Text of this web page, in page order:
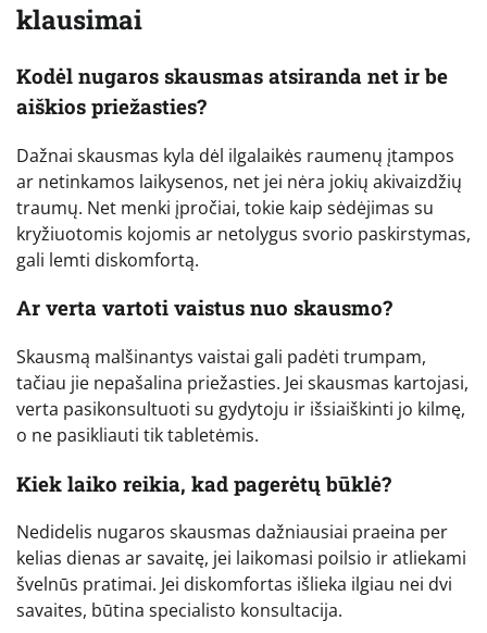
klausimai
Kodėl nugaros skausmas atsiranda net ir be
aiškios priežasties?
Dažnai skausmas kyla dėl ilgalaikės raumenų įtampos
ar netinkamos laikysenos, net jei nėra jokių akivaizdžių
traumų. Net menki įpročiai, tokie kaip sėdėjimas su
kryžiuotomis kojomis ar netolygus svorio paskirstymas,
gali lemti diskomfortą.
Ar verta vartoti vaistus nuo skausmo?
Skausmą malšinantys vaistai gali padėti trumpam,
tačiau jie nepašalina priežasties. Jei skausmas kartojasi,
verta pasikonsultuoti su gydytoju ir išsiaiškinti jo kilmę,
o ne pasikliauti tik tabletėmis.
Kiek laiko reikia, kad pagerėtų būklė?
Nedidelis nugaros skausmas dažniausiai praeina per
kelias dienas ar savaitę, jei laikomasi poilsio ir atliekami
švelnūs pratimai. Jei diskomfortas išlieka ilgiau nei dvi
savaites, būtina specialisto konsultacija.